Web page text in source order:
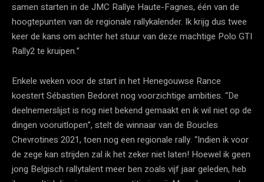
samen starten in de JMC Rallye Haute-Fagnes, één van de
hoogtepunten van de regionale rallykalender. Ik krijg dus twee
keer de kans om achter het stuur van deze machtige Polo GTI
Rally2 te kruipen.”
Enkele weken voor de start in het Henegouwse Rance
koestert Sébastien Bedoret nog voorzichtige ambities. “De
deelnemerslijst is nog niet bekend gemaakt en ik wil niet op de
dingen vooruitlopen”, stelt de winnaar van de Boucles
Chevrotines 2021, toen nog een regionale rally. “Indien ik voor
de zege kan strijden zal ik het zeker niet laten! Hoewel ik geen
jong Belgisch rallytalent meer ben zoals vijf jaar geleden, heb